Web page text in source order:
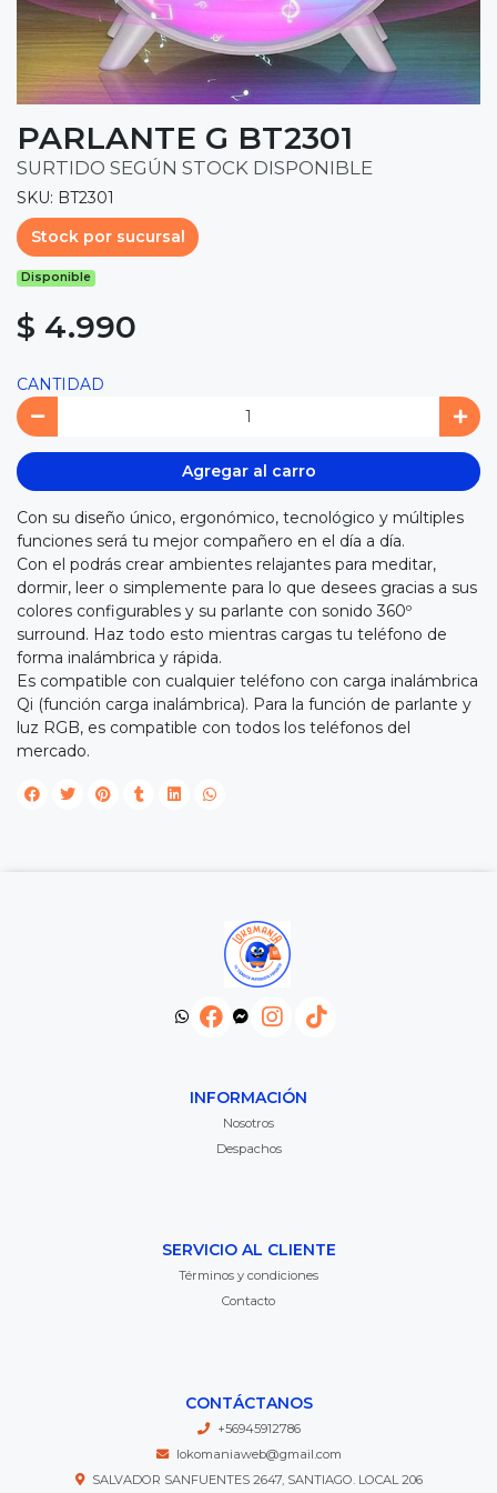
PARLANTE G BT2301
SURTIDO SEGÚN STOCK DISPONIBLE
SKU: BT2301
Stock por sucursal
Disponible
$ 4.990
CANTIDAD
Agregar al carro
Con su diseño único, ergonómico, tecnológico y múltiples
funciones será tu mejor compañero en el día a día.
Con el podrás crear ambientes relajantes para meditar,
dormir, leer o simplemente para lo que desees gracias a sus
colores configurables y su parlante con sonido 360º
surround. Haz todo esto mientras cargas tu teléfono de
forma inalámbrica y rápida.
Es compatible con cualquier teléfono con carga inalámbrica
Qi (función carga inalámbrica). Para la función de parlante y
luz RGB, es compatible con todos los teléfonos del
mercado.
INFORMACIÓN
Nosotros
Despachos
SERVICIO AL CLIENTE
Términos y condiciones
Contacto
CONTÁCTANOS
+56945912786
lokomaniaweb@gmail.com
SALVADOR SANFUENTES 2647, SANTIAGO. LOCAL 206